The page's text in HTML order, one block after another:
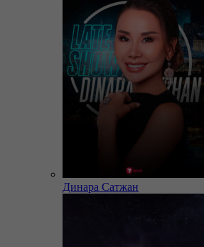
Динара Сатжан